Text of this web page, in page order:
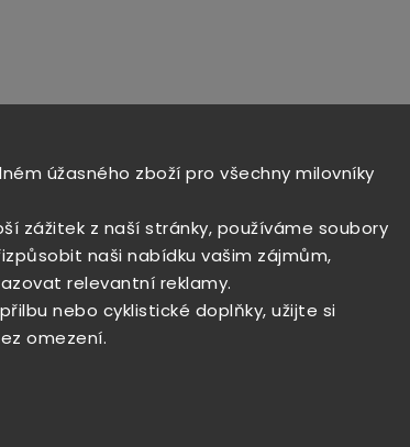
úžasného zboží pro všechny milovníky
zážitek z naší stránky, používáme soubory
naši nabídku vašim zájmům,
relevantní reklamy.
nebo cyklistické doplňky, užijte si
omezení.